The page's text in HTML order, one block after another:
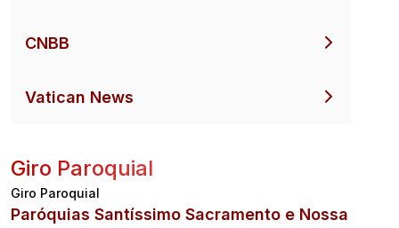
CNBB
Vatican News
Giro Paroquial
Giro Paroquial
Paróquias Santíssimo Sacramento e Nossa